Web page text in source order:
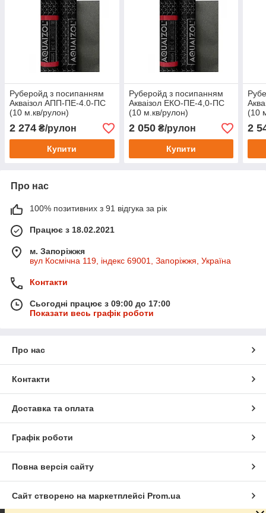
Руберойд з посипанням
Акваізол АПП-ПЕ-4.0-ПС
(10 м.кв/рулон)
2 274 ₴/рулон
Купити
Руберойд з посипанням
Акваізол ЕКО-ПЕ-4,0-ПС
(10 м.кв/рулон)
2 050₴/рулон
Купити
(10
2
Про нас
100% позитивних з 91 відгука за рік
Працює з 18.02.2021
м. Запоріжжя
вул Космічна 119, індекс 69001, Запоріжжя, Україна
Контакти
Сьогодні працює з 09:00 до 17:00
Показати весь графік роботи
Про нас
Контакти
Доставка та оплата
Графік роботи
Повна версія сайту
Сайт створено на маркетплейсі Prom.ua